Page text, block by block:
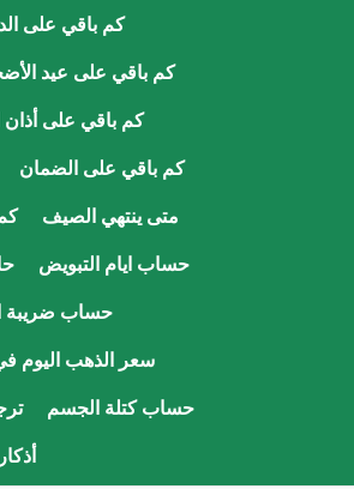
كم باقي على
كم باقي على عيد
كم باقي على
كم باقي على الضمان
متى ينتهي الصيف
حساب ايام التبويض
حساب ضريبة
سعر الذهب اليوم
حساب كتلة الجسم